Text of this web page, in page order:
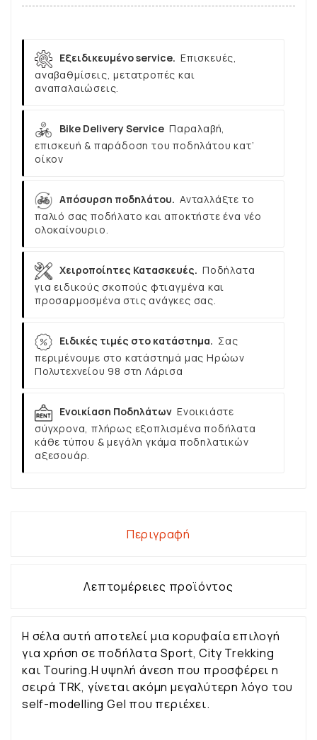
Εξειδικευμένο service. Επισκευές,
αναβαθμίσεις, μετατροπές και
αναπαλαιώσεις.
Bike Delivery Service Παραλαβή,
επισκευή & παράδοση του ποδηλάτου κατ’
οίκον
Απόσυρση ποδηλάτου. Ανταλλάξτε το
παλιό σας ποδήλατο και αποκτήστε ένα νέο
ολοκαίνουριο.
Χειροποίητες Κατασκευές. Ποδήλατα
για ειδικούς σκοπούς φτιαγμένα και
προσαρμοσμένα στις ανάγκες σας.
Ειδικές τιμές στο κατάστημα. Σας
περιμένουμε στο κατάστημά μας Ηρώων
Πολυτεχνείου 98 στη Λάρισα
Ενοικίαση Ποδηλάτων Ενοικιάστε
σύγχρονα, πλήρως εξοπλισμένα ποδήλατα
κάθε τύπου & μεγάλη γκάμα ποδηλατικών
αξεσουάρ.
Περιγραφή
Λεπτομέρειες προϊόντος
Η σέλα αυτή αποτελεί μια κορυφαία επιλογή
για χρήση σε ποδήλατα Sport, City Trekking
και Touring.Η υψηλή άνεση που προσφέρει η
σειρά TRK, γίνεται ακόμη μεγαλύτερη λόγο του
self-modelling Gel που περιέχει.